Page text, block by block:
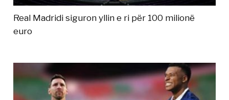
Real Madridi siguron yllin e ri për 100 milionë
euro